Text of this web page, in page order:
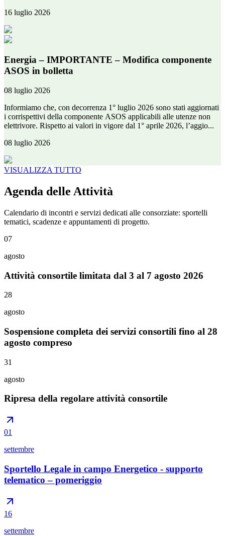
16 luglio 2026
Energia – IMPORTANTE – Modifica componente
ASOS in bolletta
08 luglio 2026
Informiamo che, con decorrenza 1° luglio 2026 sono stati aggiornati
i corrispettivi della componente ASOS applicabili alle utenze non
elettrivore. Rispetto ai valori in vigore dal 1° aprile 2026, l’aggio...
08 luglio 2026
VISUALIZZA TUTTO
Agenda delle Attività
Calendario di incontri e servizi dedicati alle consorziate: sportelli
tematici, scadenze e appuntamenti di progetto.
07
agosto
Attività consortile limitata dal 3 al 7 agosto 2026
28
agosto
Sospensione completa dei servizi consortili fino al 28
agosto compreso
31
agosto
Ripresa della regolare attività consortile
01
settembre
Sportello Legale in campo Energetico - supporto
telematico – pomeriggio
16
settembre